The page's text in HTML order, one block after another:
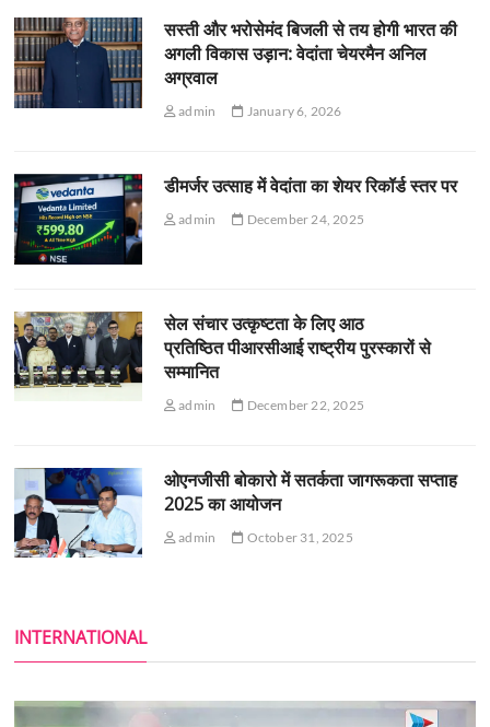
सस्ती और भरोसेमंद बिजली से तय होगी भारत की
अगली विकास उड़ान: वेदांता चेयरमैन अनिल
अग्रवाल
admin January 6, 2026
डीमर्जर उत्साह में वेदांता का शेयर रिकॉर्ड स्तर पर
admin December 24, 2025
सेल संचार उत्कृष्टता के लिए आठ
प्रतिष्ठित पीआरसीआई राष्ट्रीय पुरस्कारों से
सम्मानित
admin December 22, 2025
ओएनजीसी बोकारो में सतर्कता जागरूकता सप्ताह
2025 का आयोजन
admin October 31, 2025
INTERNATIONAL